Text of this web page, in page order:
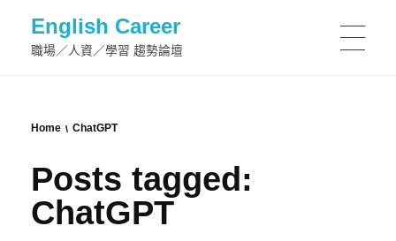
English Career
職場／人資／學習 趨勢論壇
Home ChatGPT
Posts tagged:
ChatGPT